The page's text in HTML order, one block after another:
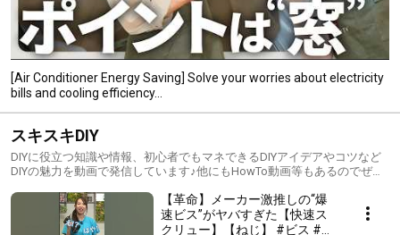
[Air Conditioner Energy Saving] Solve your worries about electricity
bills and cooling efficiency...
スキスキDIY
DIYに役立つ知識や情報、初心者でもマネできるDIYアイデアやコツなど
DIYの魅力を動画で発信しています♪他にもHowTo動画等もあるのでぜひ
メントでお待ちしております！！【革命】メーカー激推しの“爆
速ビス”がヤバすぎた【快速ス
クリュー】【ねじ】 #ビス #ね